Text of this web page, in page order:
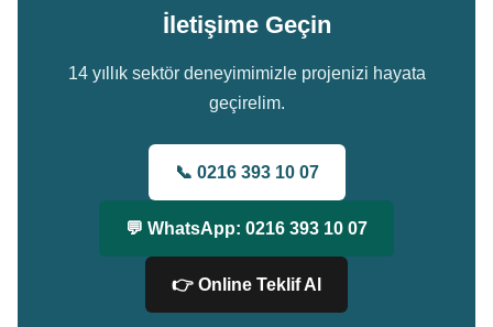
İletişime Geçin
14 yıllık sektör deneyimimizle projenizi hayata
geçirelim.
📞 0216 393 10 07
💬 WhatsApp: 0216 393 10 07
👉 Online Teklif Al